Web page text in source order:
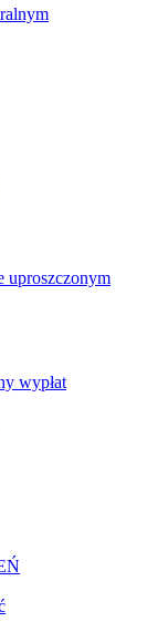
uproszczonym
wypłat